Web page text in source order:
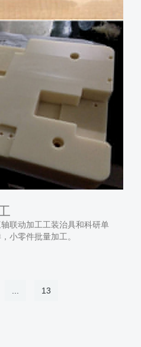
联动加工工装治具和科研单
小零件批量加工。
13